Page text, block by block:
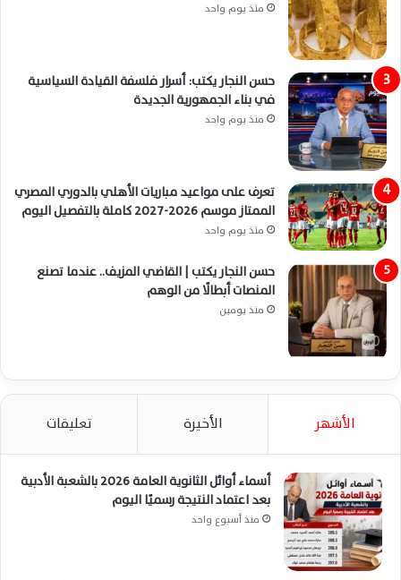
منذ يوم واحد
حسن النجار يكتب: أسرار فلسفة القيادة السياسية
في بناء الجمهورية الجديدة
منذ يوم واحد
تعرف على مواعيد مباريات الأهلي بالدوري المصري
الممتاز موسم 2026-2027 كاملة بالتفصيل اليوم
منذ يوم واحد
حسن النجار يكتب | القاضي المزيف.. عندما تصنع
المنصات أبطالًا من الوهم
منذ يومين
الأشهر الأخيرة تعليقات
أسماء أوائل الثانوية العامة 2026 بالشعبة الأدبية
بعد اعتماد النتيجة رسميًا اليوم
منذ أسبوع واحد